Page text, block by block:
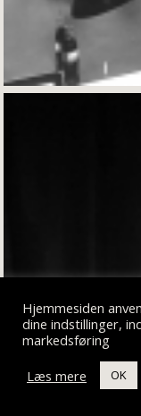
Hjemmesiden
dine indstillinger,
markedsføring
Læs mere
OK